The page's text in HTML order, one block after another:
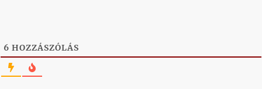
6 HOZZÁSZÓLÁS